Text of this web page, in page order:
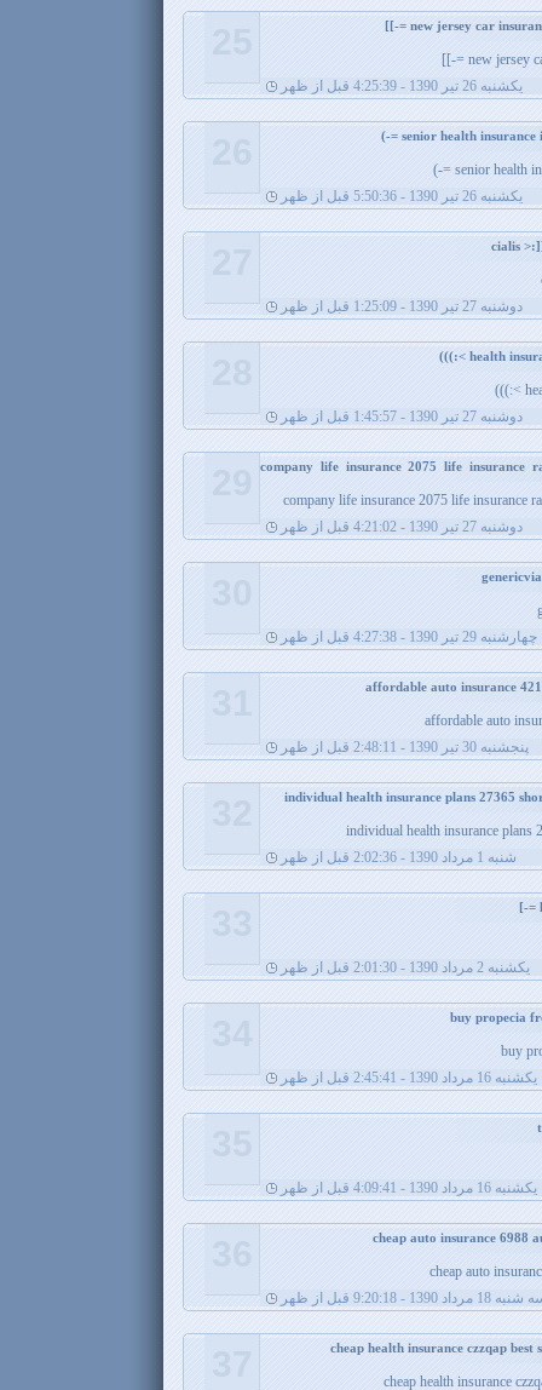
new jersey
يکشنبه 26 تیر 1390 - 4:25:39 قبل از ظهر
senior health
يکشنبه 26 تیر 1390 - 5:50:36 قبل از ظهر
دوشنبه 27 تیر 1390 - 1:25:09 قبل از ظهر
دوشنبه 27 تیر 1390 - 1:45:57 قبل از ظهر
company life insurance 2075 life insurance
company life insurance 2075 life insurance
دوشنبه 27 تیر 1390 - 4:21:02 قبل از ظهر
چهارشنبه 29 تیر 1390 - 4:27:38 قبل از ظهر
affordable auto
پنجشنبه 30 تیر 1390 - 2:48:11 قبل از ظهر
individual health insurance plans
شنبه 1 مرداد 1390 - 2:02:36 قبل از ظهر
يکشنبه 2 مرداد 1390 - 2:01:30 قبل از ظهر
buy
يکشنبه 16 مرداد 1390 - 2:45:41 قبل از ظهر
يکشنبه 16 مرداد 1390 - 4:09:41 قبل از ظهر
cheap auto
18 مرداد 1390 - 9:20:18 قبل از ظهر
cheap health insurance